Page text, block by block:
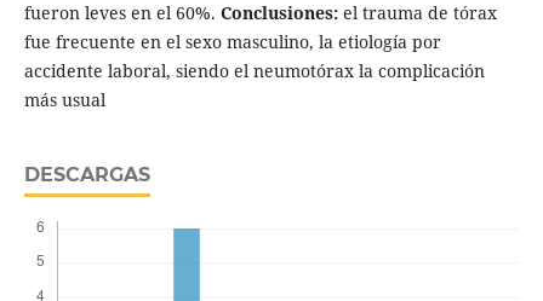
fueron leves en el 60%. Conclusiones:el trauma de tórax
fue frecuente en el sexo masculino, la etiología por
accidente laboral, siendo el neumotórax la complicación
más usual
DESCARGAS